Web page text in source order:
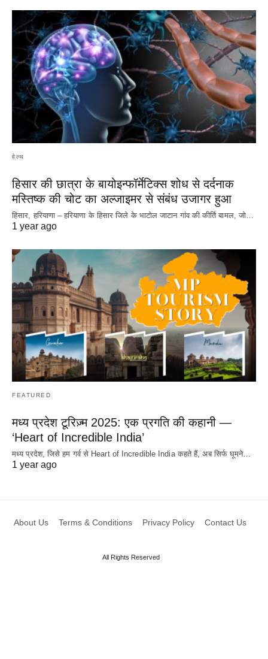
हेल्थ
हिसार की छात्रा के बायोइन्फॉर्मेटिक्स शोध से दर्दनाक
मस्तिष्क की चोट का अल्जाइमर से संबंध उजागर हुआ
हिसार, हरियाणा – हरियाणा के हिसार जिले के भाटोल जाटान गांव की कीर्ति बामल, जो…
1 year ago
FEATURED
मध्य प्रदेश टूरिज़्म 2025: एक प्रगति की कहानी —
‘Heart of Incredible India’
मध्य प्रदेश, जिसे हम गर्व से Heart of Incredible India कहते हैं, अब सिर्फ घूमने…
1 year ago
About Us Terms & Conditions Privacy Policy Contact Us
All Rights Reserved